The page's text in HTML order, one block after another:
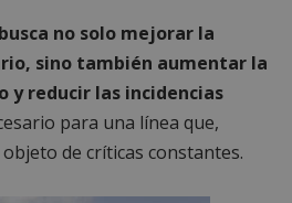
no solo mejorar la
sino también aumentar la
y reducir las incidencias
para una línea que,
de críticas constantes.
necesarias permiten la
usuario y la gestión de cuentas.
puede utilizar correctamente sin
necesarias.